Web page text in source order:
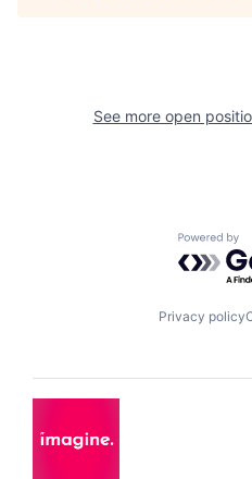
See more open
Privacy policy